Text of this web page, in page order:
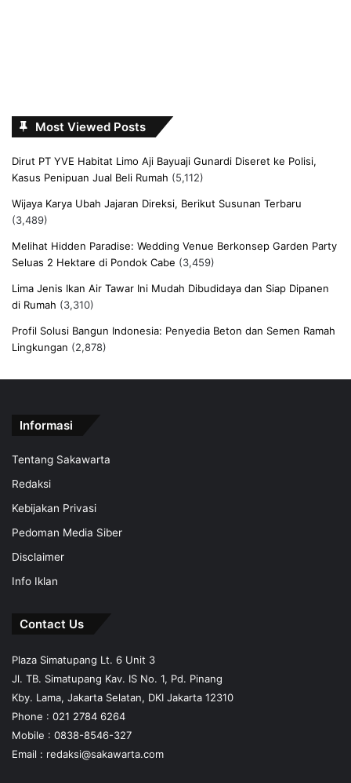
Most Viewed Posts
Dirut PT YVE Habitat Limo Aji Bayuaji Gunardi Diseret ke Polisi,
Kasus Penipuan Jual Beli Rumah (5,112)
Wijaya Karya Ubah Jajaran Direksi, Berikut Susunan Terbaru
(3,489)
Melihat Hidden Paradise: Wedding Venue Berkonsep Garden Party
Seluas 2 Hektare di Pondok Cabe (3,459)
Lima Jenis Ikan Air Tawar Ini Mudah Dibudidaya dan Siap Dipanen
di Rumah (3,310)
Profil Solusi Bangun Indonesia: Penyedia Beton dan Semen Ramah
Lingkungan (2,878)
Informasi
Tentang Sakawarta
Redaksi
Kebijakan Privasi
Pedoman Media Siber
Disclaimer
Info Iklan
Contact Us
Plaza Simatupang Lt. 6 Unit 3
Jl. TB. Simatupang Kav. IS No. 1, Pd. Pinang
Kby. Lama, Jakarta Selatan, DKI Jakarta 12310
Phone : 021 2784 6264
Mobile : 0838-8546-327
Email : redaksi@sakawarta.com